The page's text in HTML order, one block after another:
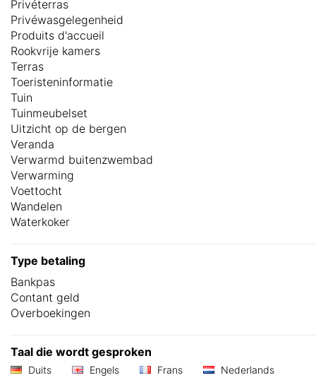
Privéterras
Privéwasgelegenheid
Produits d'accueil
Rookvrije kamers
Terras
Toeristeninformatie
Tuin
Tuinmeubelset
Uitzicht op de bergen
Veranda
Verwarmd buitenzwembad
Verwarming
Voettocht
Wandelen
Waterkoker
Type betaling
Bankpas
Contant geld
Overboekingen
Taal die wordt gesproken
Duits Engels Frans Nederlands